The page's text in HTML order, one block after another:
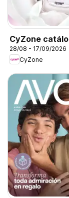
CyZone
28/08 - 17/09/2026
CyZone